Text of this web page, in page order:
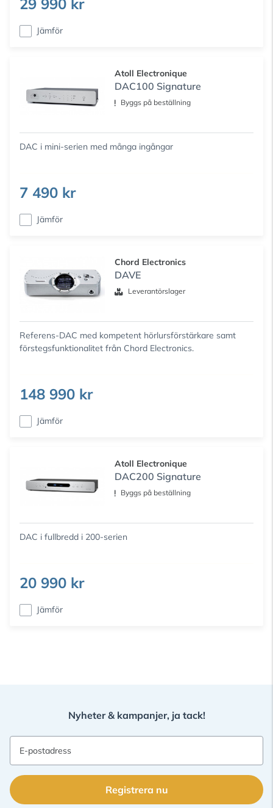
29 990 kr
Jämför
Atoll Electronique
DAC100 Signature
Byggs på beställning
DAC i mini-serien med många ingångar
7 490 kr
Jämför
Chord Electronics
DAVE
Leverantörslager
Referens-DAC med kompetent hörlursförstärkare samt
förstegsfunktionalitet från Chord Electronics.
148 990 kr
Jämför
Atoll Electronique
DAC200 Signature
Byggs på beställning
DAC i fullbredd i 200-serien
20 990 kr
Jämför
Nyheter & kampanjer, ja tack!
E-postadress
Registrera nu